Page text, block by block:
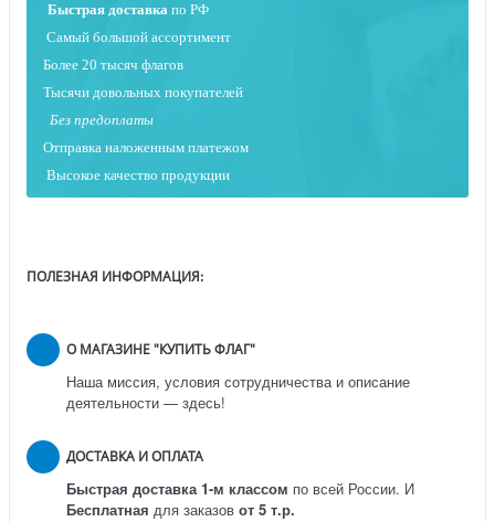
Быстрая доставка по РФ
Самый большой ассортимент
Более 20 тысяч флагов
Тысячи довольных покупателей
Без предоплаты
Отправка наложенным платежом
Высокое качество продукции
ПОЛЕЗНАЯ ИНФОРМАЦИЯ:
О МАГАЗИНЕ "КУПИТЬ ФЛАГ"
Наша миссия, условия сотрудничества и описание
деятельности — здесь!
ДОСТАВКА И ОПЛАТА
Быстрая доставка 1-м классом по всей России. И
Бесплатная для заказов от 5 т.р.